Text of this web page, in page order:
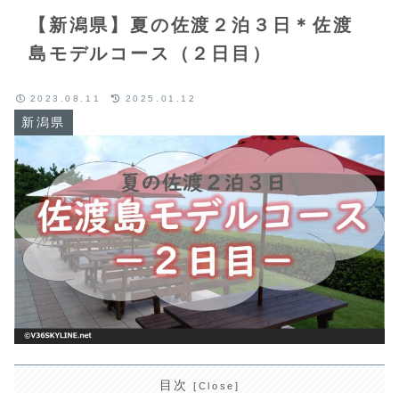
【新潟県】夏の佐渡２泊３日＊佐渡
島モデルコース（２日目）
新潟県
2023.08.11 2025.01.12
目次